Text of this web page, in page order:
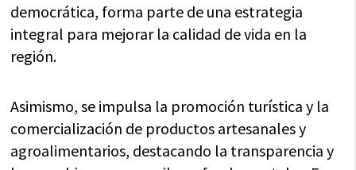
democrática, forma parte de una estrategia
integral para mejorar la calidad de vida en la
región.
Asimismo, se impulsa la promoción turística y la
comercialización de productos artesanales y
agroalimentarios, destacando la transparencia y